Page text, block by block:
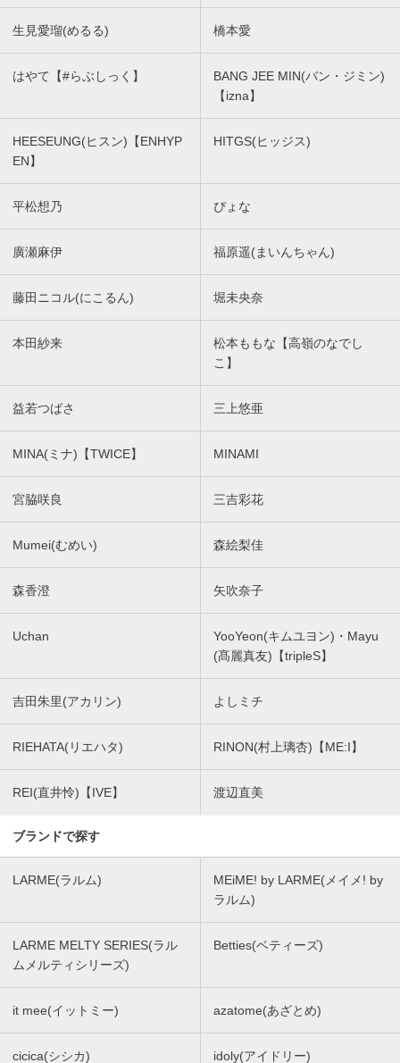
生見愛瑠(めるる) 橋本愛
はやて【#らぶしっく】
BANG JEE MIN(バン・ジミン)
【izna】
HEESEUNG(ヒスン)【ENHYP
EN】
HITGS(ヒッジス)
平松想乃 ぴょな
廣瀬麻伊 福原遥(まいんちゃん)
藤田ニコル(にこるん) 堀未央奈
本田紗来
松本ももな【高嶺のなでし
こ】
益若つばさ 三上悠亜
MINA(ミナ)【TWICE】 MINAMI
宮脇咲良 三吉彩花
Mumei(むめい) 森絵梨佳
森香澄 矢吹奈子
Uchan
YooYeon(キムユヨン)・Mayu
(髙麗真友)【tripleS】
吉田朱里(アカリン) よしミチ
RIEHATA(リエハタ) RINON(村上璃杏)【ME:I】
REI(直井怜)【IVE】 渡辺直美
ブランドで探す
LARME(ラルム)
MEiME! by LARME(メイメ! by
ラルム)
LARME MELTY SERIES(ラル
ムメルティシリーズ)
Betties(ベティーズ)
it mee(イットミー) azatome(あざとめ)
cicica(シシカ) idoly(アイドリー)